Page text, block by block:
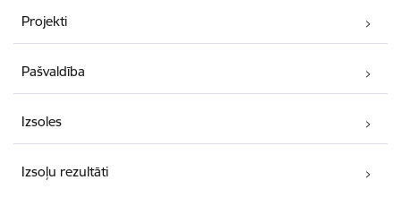
Projekti
Pašvaldība
Izsoles
Izsoļu rezultāti